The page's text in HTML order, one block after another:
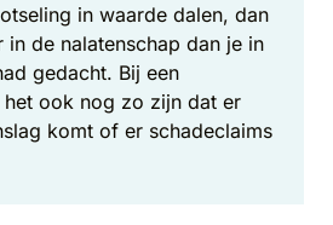
in waarde dalen, dan
in de nalatenschap dan je in
gedacht. Bij een
het ook nog zo zijn dat er
komt of er schadeclaims